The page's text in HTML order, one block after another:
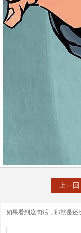
上一回
如果看到这句话，那就是还